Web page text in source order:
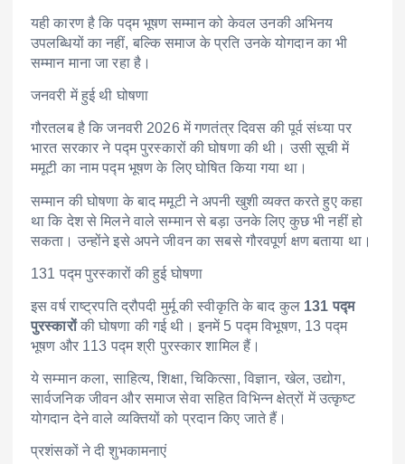
यही कारण है कि पद्म भूषण सम्मान को केवल उनकी अभिनय
उपलब्धियों का नहीं, बल्कि समाज के प्रति उनके योगदान का भी
सम्मान माना जा रहा है।
जनवरी में हुई थी घोषणा
गौरतलब है कि जनवरी 2026 में गणतंत्र दिवस की पूर्व संध्या पर
भारत सरकार ने पद्म पुरस्कारों की घोषणा की थी। उसी सूची में
ममूटी का नाम पद्म भूषण के लिए घोषित किया गया था।
सम्मान की घोषणा के बाद ममूटी ने अपनी खुशी व्यक्त करते हुए कहा
था कि देश से मिलने वाले सम्मान से बड़ा उनके लिए कुछ भी नहीं हो
सकता। उन्होंने इसे अपने जीवन का सबसे गौरवपूर्ण क्षण बताया था।
131 पद्म पुरस्कारों की हुई घोषणा
इस वर्ष राष्ट्रपति द्रौपदी मुर्मू की स्वीकृति के बाद कुल 131 पद्म
पुरस्कारोंकी घोषणा की गई थी। इनमें 5 पद्म विभूषण, 13 पद्म
भूषण और 113 पद्म श्री पुरस्कार शामिल हैं।
ये सम्मान कला, साहित्य, शिक्षा, चिकित्सा, विज्ञान, खेल, उद्योग,
सार्वजनिक जीवन और समाज सेवा सहित विभिन्न क्षेत्रों में उत्कृष्ट
योगदान देने वाले व्यक्तियों को प्रदान किए जाते हैं।
प्रशंसकों ने दी शुभकामनाएं